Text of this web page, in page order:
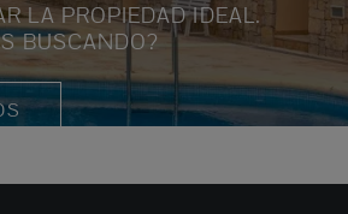
LA PROPIEDAD IDEAL.
BUSCANDO?